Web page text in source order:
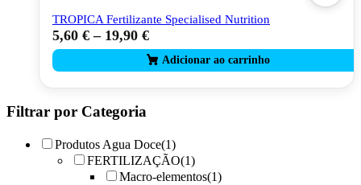
TROPICA Fertilizante Specialised Nutrition
5,60 € – 19,90 €
This
product
has
multiple
The
options
may
be
chosen
Filtrar por Categoria
Produtos Agua Doce(1)
FERTILIZAÇÃO(1)
Macro-elementos(1)